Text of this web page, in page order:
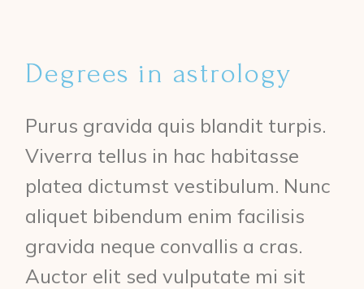
Degrees in astrology
Purus gravida quis blandit turpis.
Viverra tellus in hac habitasse
platea dictumst vestibulum. Nunc
aliquet bibendum enim facilisis
gravida neque convallis a cras.
Auctor elit sed vulputate mi sit